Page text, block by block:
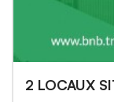
2 LOCAUX